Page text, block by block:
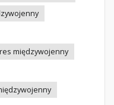
międzywojenny